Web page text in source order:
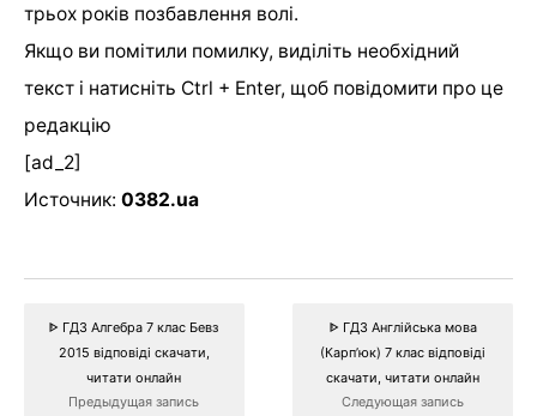
трьох років позбавлення волі.
Якщо ви помітили помилку, виділіть необхідний
текст і натисніть Ctrl + Enter, щоб повідомити про це
редакцію
[ad_2]
Источник: 0382.ua
ᐈ ГДЗ Алгебра 7 клас Бевз
2015 відповіді скачати,
читати онлайн
Предыдущая запись
ᐈ ГДЗ Англійська мова
(Карп’юк) 7 клас відповіді
скачати, читати онлайн
Следующая запись